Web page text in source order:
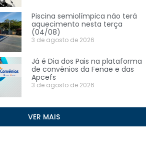
Piscina semiolímpica não terá
aquecimento nesta terça
(04/08)
3 de agosto de 2026
Já é Dia dos Pais na plataforma
de convênios da Fenae e das
Apcefs
3 de agosto de 2026
VER MAIS